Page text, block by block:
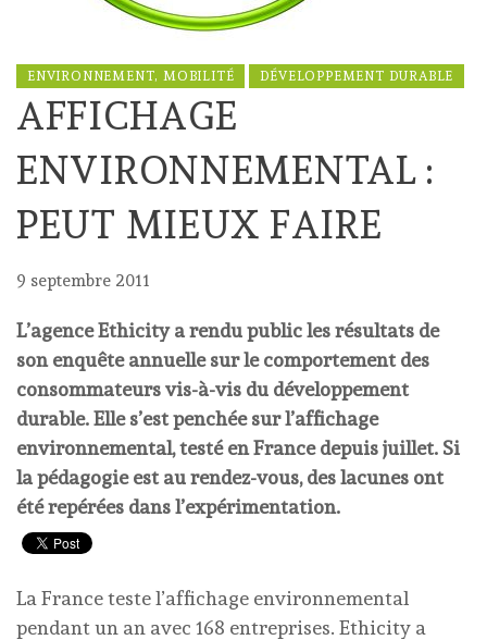
ENVIRONNEMENT, MOBILITÉ DÉVELOPPEMENT DURABLE
AFFICHAGE
ENVIRONNEMENTAL :
PEUT MIEUX FAIRE
9 septembre 2011
L’agence Ethicity a rendu public les résultats de
son enquête annuelle sur le comportement des
consommateurs vis-à-vis du développement
durable. Elle s’est penchée sur l’affichage
environnemental, testé en France depuis juillet. Si
la pédagogie est au rendez-vous, des lacunes ont
été repérées dans l’expérimentation.
La France teste l’affichage environnemental
pendant un an avec 168 entreprises. Ethicity a